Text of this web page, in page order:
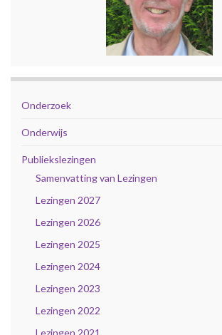
Onderzoek
Onderwijs
Publiekslezingen
Samenvatting van Lezingen
Lezingen 2027
Lezingen 2026
Lezingen 2025
Lezingen 2024
Lezingen 2023
Lezingen 2022
Lezingen 2021